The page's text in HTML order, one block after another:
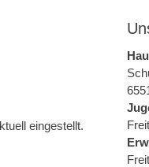
eingestellt.